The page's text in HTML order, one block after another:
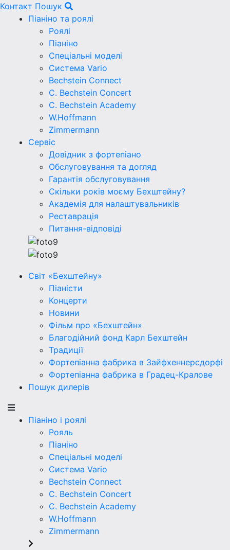
Контакт Пошук
Піаніно та роялі
Роялі
Піаніно
Спеціальні моделі
Система Vario
Bechstein Connect
C. Bechstein Concert
C. Bechstein Academy
W.Hoffmann
Zimmermann
Сервіс
Довідник з фортепіано
Обслуговування та догляд
Гарантія обслуговування
Скільки років моєму Бехштейну?
Академія для налаштувальників
Реставрація
Питання-відповіді
Світ «Бехштейну»
Піаністи
Концерти
Новини
Фільм про «Бехштейн»
Благодійний фонд Карл Бехштейн
Традиції
Фортепіанна фабрика в Зайфхеннерсдорфi
Фортепіанна фабрика в Градец-Кралове
Пошук дилерів
Піаніно і роялі
Рояль
Піаніно
Спеціальні моделі
Система Vario
Bechstein Connect
C. Bechstein Concert
C. Bechstein Academy
W.Hoffmann
Zimmermann